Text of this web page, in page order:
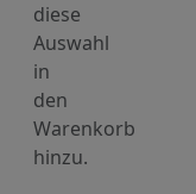
diese
Auswahl
in
den
Warenkorb
hinzu.